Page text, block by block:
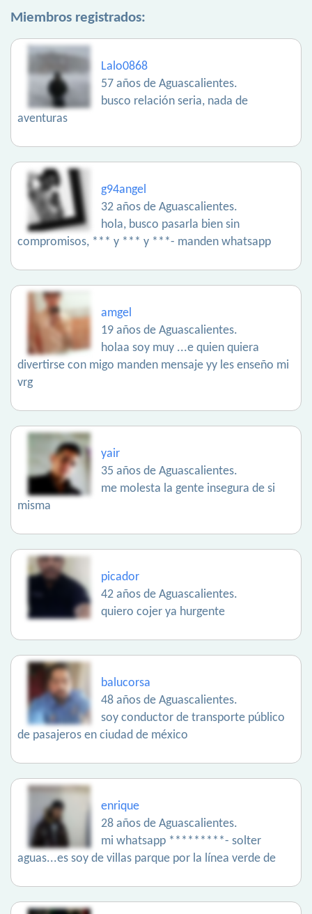
Miembros registrados:
Lalo0868
57 años de Aguascalientes.
busco relación seria, nada de
aventuras
g94angel
32 años de Aguascalientes.
hola, busco pasarla bien sin
compromisos, *** y *** y ***- manden whatsapp
amgel
19 años de Aguascalientes.
holaa soy muy ...e quien quiera
divertirse con migo manden mensaje yy les enseño mi
vrg
yair
35 años de Aguascalientes.
me molesta la gente insegura de si
misma
picador
42 años de Aguascalientes.
quiero cojer ya hurgente
balucorsa
48 años de Aguascalientes.
soy conductor de transporte público
de pasajeros en ciudad de méxico
enrique
28 años de Aguascalientes.
mi whatsapp *********- solter
aguas...es soy de villas parque por la línea verde de